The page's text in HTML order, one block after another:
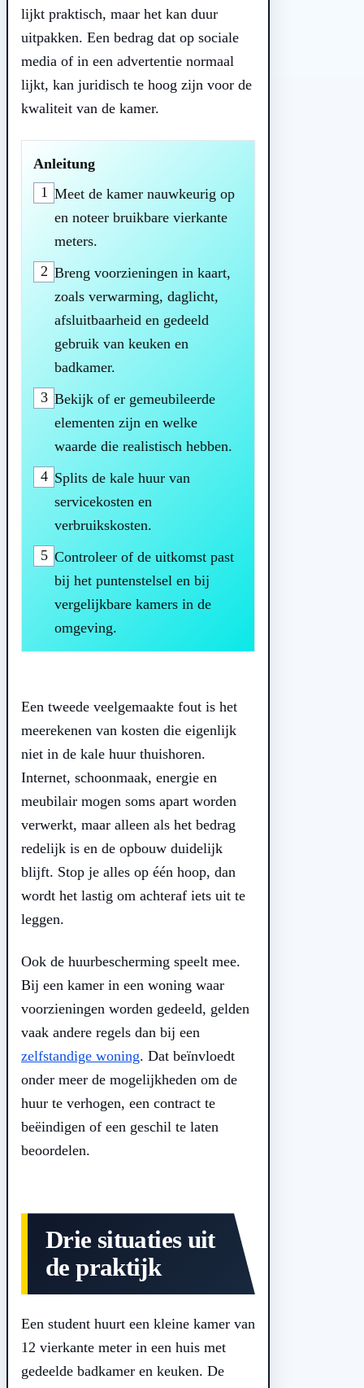
lijkt praktisch, maar het kan duur
uitpakken. Een bedrag dat op sociale
media of in een advertentie normaal
lijkt, kan juridisch te hoog zijn voor de
kwaliteit van de kamer.
Anleitung
1 Meet de kamer nauwkeurig op
en noteer bruikbare vierkante
meters.
2 Breng voorzieningen in kaart,
zoals verwarming, daglicht,
afsluitbaarheid en gedeeld
gebruik van keuken en
badkamer.
3 Bekijk of er gemeubileerde
elementen zijn en welke
waarde die realistisch hebben.
4 Splits de kale huur van
servicekosten en
verbruikskosten.
5 Controleer of de uitkomst past
bij het puntenstelsel en bij
vergelijkbare kamers in de
omgeving.
Een tweede veelgemaakte fout is het
meerekenen van kosten die eigenlijk
niet in de kale huur thuishoren.
Internet, schoonmaak, energie en
meubilair mogen soms apart worden
verwerkt, maar alleen als het bedrag
redelijk is en de opbouw duidelijk
blijft. Stop je alles op één hoop, dan
wordt het lastig om achteraf iets uit te
leggen.
Ook de huurbescherming speelt mee.
Bij een kamer in een woning waar
voorzieningen worden gedeeld, gelden
vaak andere regels dan bij een
zelfstandige woning. Dat beïnvloedt
onder meer de mogelijkheden om de
huur te verhogen, een contract te
beëindigen of een geschil te laten
beoordelen.
Drie situaties uit
de praktijk
Een student huurt een kleine kamer van
12 vierkante meter in een huis met
gedeelde badkamer en keuken. De